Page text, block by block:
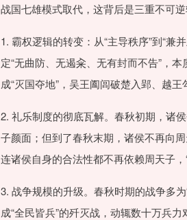
战国七雄模式取代，这背后是三重不可逆
1. 霸权逻辑的转变：从“主导秩序”到“兼
定“无曲防、无遏籴、无有封而不告”，
成“灭国夺地”，吴王阖闾破楚入郢、越
2. 礼乐制度的彻底瓦解。春秋初期，诸
子颜面；但到了春秋末期，诸侯不再向
连诸侯自身的合法性都不再依赖周天子，
3. 战争规模的升级。春秋时期的战争多
成“全民皆兵”的歼灭战，动辄数十万兵